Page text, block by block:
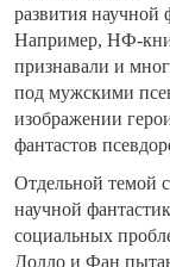
развития
Например, НФ-
признавали и
под мужскими
изображении
фантастов
Отдельной темой
научной
социальных
Долло и Фан